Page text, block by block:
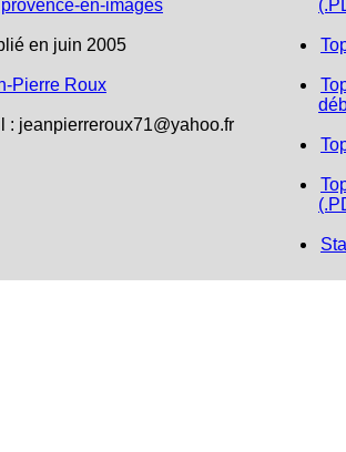
en-images
en juin 2005
Pierre Roux
: jeanpierreroux71@yahoo.fr